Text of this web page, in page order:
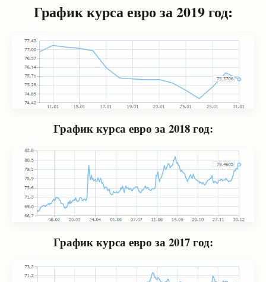
График курса евро за 2019 год:
График курса евро за 2018 год:
График курса евро за 2017 год: